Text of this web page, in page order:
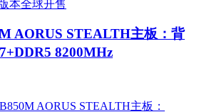
AORUS STEALTH主板：背
8200MHz